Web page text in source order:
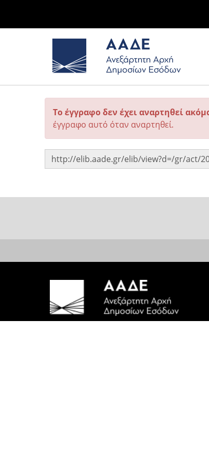
Το έγγραφο δεν έχει αναρτηθεί
έγγραφο αυτό όταν αναρτηθεί.